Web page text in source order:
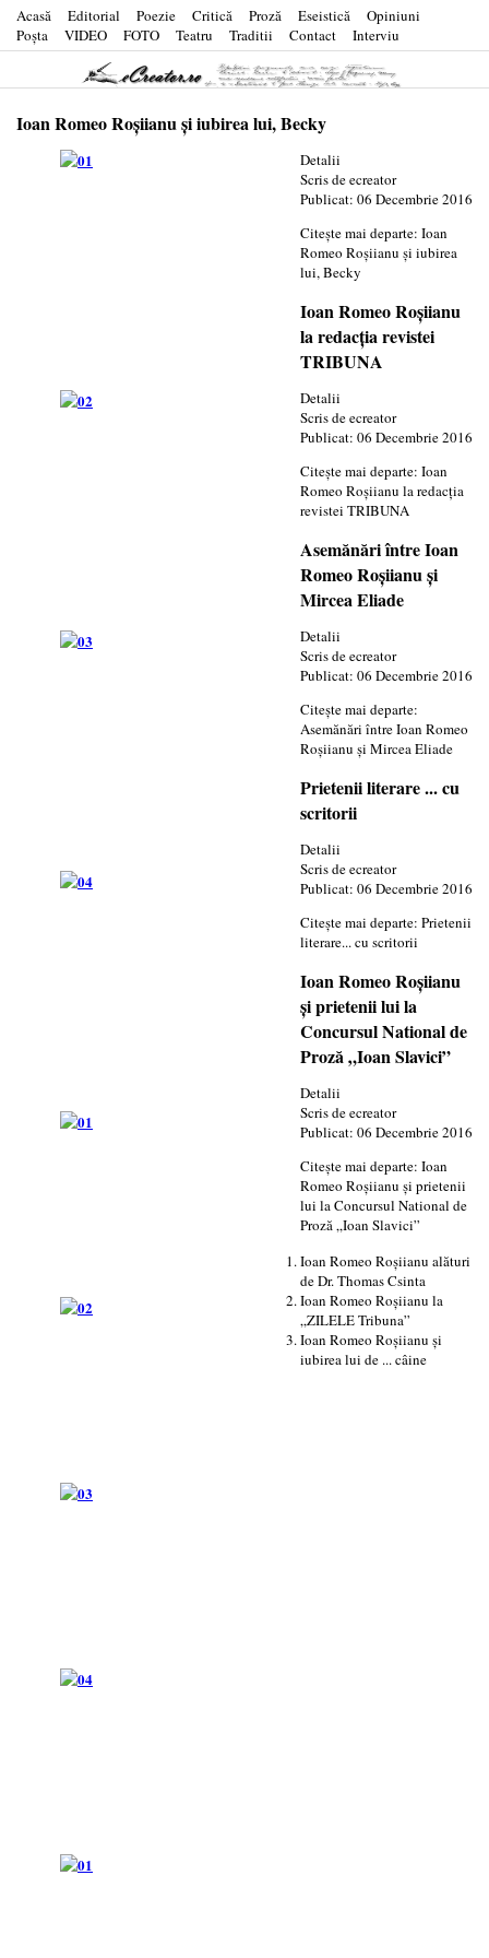
Acasă Editorial Poezie Critică Proză Eseistică
Opiniuni
Poşta
VIDEO FOTO Teatru Traditii Contact Interviu
Ioan Romeo Roşiianu şi iubirea lui, Becky
Detalii
Scris deecreator
Publicat: 06 Decembrie 2016
Citește mai departe: Ioan
Romeo Roşiianu şi iubirea
lui, Becky
Ioan Romeo Roşiianu
la redacţia revistei
TRIBUNA
Detalii
Scris deecreator
Publicat: 06 Decembrie 2016
Citește mai departe: Ioan
Romeo Roşiianu la redacţia
revistei TRIBUNA
Asemănări între Ioan
Romeo Roşiianu şi
Mircea Eliade
Detalii
Scris deecreator
Publicat: 06 Decembrie 2016
Citește mai departe:
Asemănări între Ioan Romeo
Roşiianu şi Mircea Eliade
Prietenii literare ... cu
scritorii
Detalii
Scris deecreator
Publicat: 06 Decembrie 2016
Citește mai departe: Prietenii
literare... cu scritorii
Ioan Romeo Roşiianu
şi prietenii lui la
Concursul National de
Proză „Ioan Slavici”
Detalii
Scris deecreator
Publicat: 06 Decembrie 2016
Citește mai departe: Ioan
Romeo Roşiianu şi prietenii
lui la Concursul National de
Proză „Ioan Slavici”
Ioan Romeo Roşiianu alături
de Dr. Thomas Csinta
Ioan Romeo Roşiianu la
„ZILELE Tribuna”
Ioan Romeo Roşiianu şi
iubirea lui de ... câine